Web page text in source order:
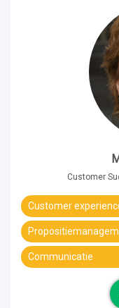
Customer
Customer
Communicatie